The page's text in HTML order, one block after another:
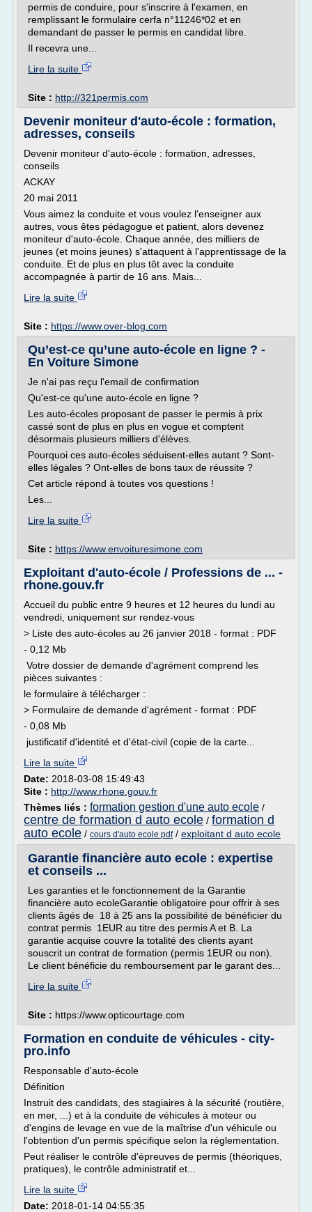
permis de conduire, pour s'inscrire à l'examen, en
remplissant le formulaire cerfa n°11246*02 et en
demandant de passer le permis en candidat libre.
Il recevra une...
Lire la suite
Site : http://321permis.com
Devenir moniteur d'auto-école : formation,
adresses, conseils
Devenir moniteur d'auto-école : formation, adresses,
conseils
ACKAY
20 mai 2011
Vous aimez la conduite et vous voulez l'enseigner aux
autres, vous êtes pédagogue et patient, alors devenez
moniteur d'auto-école. Chaque année, des milliers de
jeunes (et moins jeunes) s'attaquent à l'apprentissage de la
conduite. Et de plus en plus tôt avec la conduite
accompagnée à partir de 16 ans. Mais...
Lire la suite
Site : https://www.over-blog.com
Qu’est-ce qu’une auto-école en ligne ? -
En Voiture Simone
Je n'ai pas reçu l'email de confirmation
Qu'est-ce qu'une auto-école en ligne ?
Les auto-écoles proposant de passer le permis à prix
cassé sont de plus en plus en vogue et comptent
désormais plusieurs milliers d'élèves.
Pourquoi ces auto-écoles séduisent-elles autant ? Sont-
elles légales ? Ont-elles de bons taux de réussite ?
Cet article répond à toutes vos questions !
Les...
Lire la suite
Site : https://www.envoituresimone.com
Exploitant d'auto-école / Professions de ... -
rhone.gouv.fr
Accueil du public entre 9 heures et 12 heures du lundi au
vendredi, uniquement sur rendez-vous
> Liste des auto-écoles au 26 janvier 2018 - format : PDF
- 0,12 Mb
Votre dossier de demande d'agrément comprend les
pièces suivantes :
le formulaire à télécharger :
> Formulaire de demande d'agrément - format : PDF
- 0,08 Mb
justificatif d'identité et d'état-civil (copie de la carte...
Lire la suite
Date: 2018-03-08 15:49:43
Site : http://www.rhone.gouv.fr
Thèmes liés : formation gestion d'une auto ecole /
centre de formation d auto ecole / formation d
auto ecole / cours d'auto ecole pdf/ exploitant d auto ecole
Garantie financière auto ecole : expertise
et conseils ...
Les garanties et le fonctionnement de la Garantie
financière auto ecoleGarantie obligatoire pour offrir à ses
clients âgés de 18 à 25 ans la possibilité de bénéficier du
contrat permis 1EUR au titre des permis A et B. La
garantie acquise couvre la totalité des clients ayant
souscrit un contrat de formation (permis 1EUR ou non).
Le client bénéficie du remboursement par le garant des...
Lire la suite
Site : https://www.opticourtage.com
Formation en conduite de véhicules - city-
pro.info
Responsable d'auto-école
Définition
Instruit des candidats, des stagiaires à la sécurité (routière,
en mer, ...) et à la conduite de véhicules à moteur ou
d'engins de levage en vue de la maîtrise d'un véhicule ou
l'obtention d'un permis spécifique selon la réglementation.
Peut réaliser le contrôle d'épreuves de permis (théoriques,
pratiques), le contrôle administratif et...
Lire la suite
Date: 2018-01-14 04:55:35